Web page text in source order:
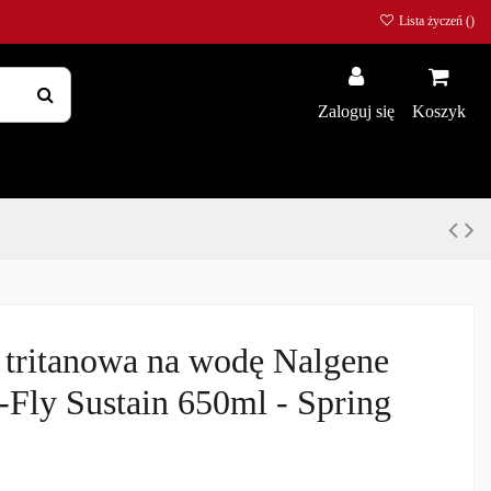
Lista życzeń ()
Zaloguj się Koszyk
na wodę Nalgene
Fly Sustain 650ml - Spring